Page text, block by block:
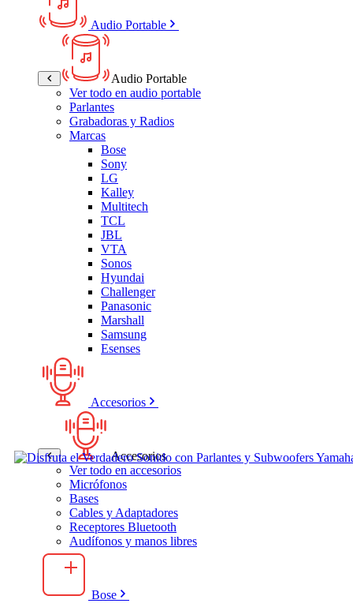
Audio Portable
Audio Portable
Ver todo en audio portable
Parlantes
Grabadoras y Radios
Marcas
Bose
Sony
LG
Kalley
Multitech
TCL
JBL
VTA
Sonos
Hyundai
Challenger
Panasonic
Marshall
Samsung
Esenses
Accesorios
Accesorios
Ver todo en accesorios
Micrófonos
Bases
Cables y Adaptadores
Receptores Bluetooth
Audífonos y manos libres
Bose